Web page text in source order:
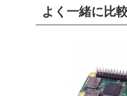
よく一緒に比